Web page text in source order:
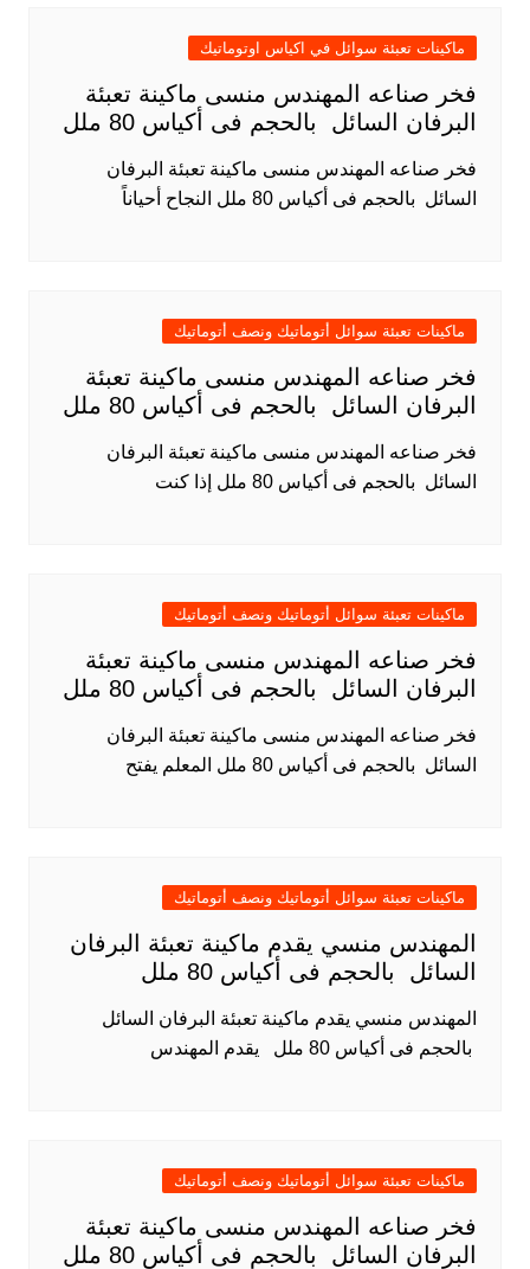
ماكينات تعبئة سوائل في اكياس اوتوماتيك
فخر صناعه المهندس منسى ماكينة تعبئة
البرفان السائل بالحجم فى أكياس 80 ملل
فخر صناعه المهندس منسى ماكينة تعبئة البرفان
السائل بالحجم فى أكياس 80 ملل النجاح أحياناً
ماكينات تعبئة سوائل أتوماتيك ونصف أتوماتيك
فخر صناعه المهندس منسى ماكينة تعبئة
البرفان السائل بالحجم فى أكياس 80 ملل
فخر صناعه المهندس منسى ماكينة تعبئة البرفان
السائل بالحجم فى أكياس 80 ملل إذا كنت
ماكينات تعبئة سوائل أتوماتيك ونصف أتوماتيك
فخر صناعه المهندس منسى ماكينة تعبئة
البرفان السائل بالحجم فى أكياس 80 ملل
فخر صناعه المهندس منسى ماكينة تعبئة البرفان
السائل بالحجم فى أكياس 80 ملل المعلم يفتح
ماكينات تعبئة سوائل أتوماتيك ونصف أتوماتيك
المهندس منسي يقدم ماكينة تعبئة البرفان
السائل بالحجم فى أكياس 80 ملل
المهندس منسي يقدم ماكينة تعبئة البرفان السائل
بالحجم فى أكياس 80 ملل يقدم المهندس
ماكينات تعبئة سوائل أتوماتيك ونصف أتوماتيك
فخر صناعه المهندس منسى ماكينة تعبئة
البرفان السائل بالحجم فى أكياس 80 ملل